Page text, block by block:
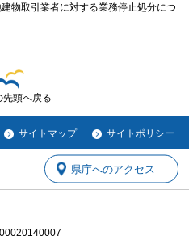
物取引業者に対する業務停止処分につ
先頭へ戻る
サイトマップ サイトポリシー
県庁へのアクセス